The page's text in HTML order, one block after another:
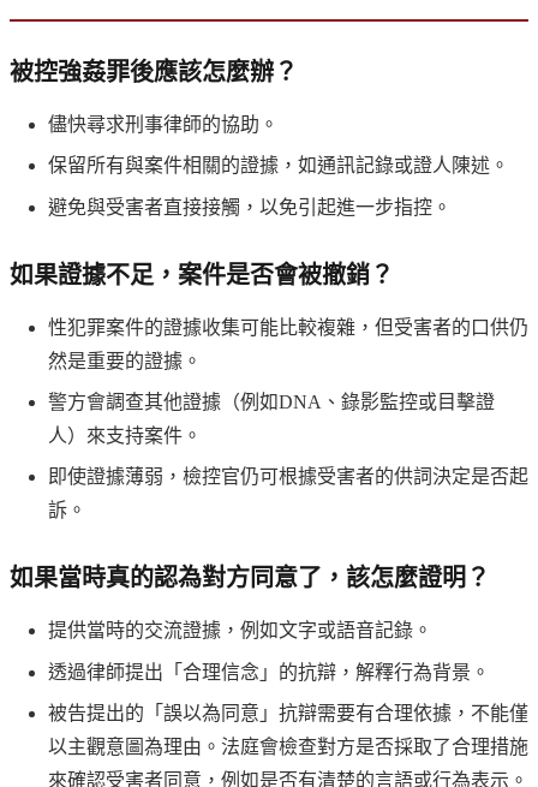
被控強姦罪後應該怎麼辦？
儘快尋求刑事律師的協助。
保留所有與案件相關的證據，如通訊記錄或證人陳述。
避免與受害者直接接觸，以免引起進一步指控。
如果證據不足，案件是否會被撤銷？
性犯罪案件的證據收集可能比較複雜，但受害者的口供仍
然是重要的證據。
警方會調查其他證據（例如DNA、錄影監控或目擊證
人）來支持案件。
即使證據薄弱，檢控官仍可根據受害者的供詞決定是否起
訴。
如果當時真的認為對方同意了，該怎麼證明？
提供當時的交流證據，例如文字或語音記錄。
透過律師提出「合理信念」的抗辯，解釋行為背景。
被告提出的「誤以為同意」抗辯需要有合理依據，不能僅
以主觀意圖為理由。法庭會檢查對方是否採取了合理措施
來確認受害者同意，例如是否有清楚的言語或行為表示。